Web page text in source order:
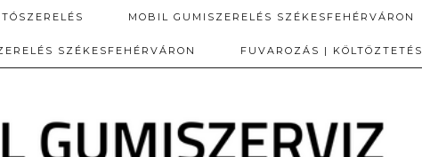
MOBIL GUMISZERELÉS SZÉKESFEHÉRVÁRON
SZÉKESFEHÉRVÁRON FUVAROZÁS | KÖLTÖZTETÉS